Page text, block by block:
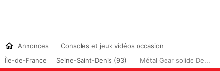
Annonces
Consoles et jeux vidéos occasion
Île-de-France
Seine-Saint-Denis (93) Métal Gear solide De...